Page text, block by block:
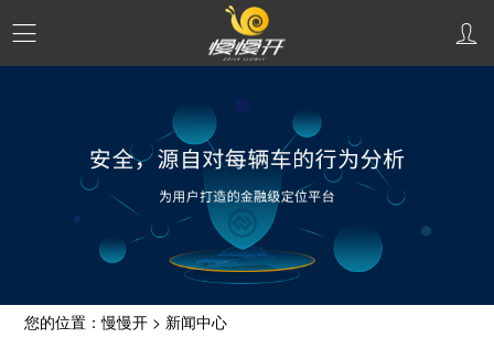
您的位置：慢慢开 > 新闻中心